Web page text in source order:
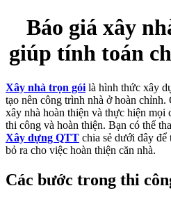
Báo giá xây
giúp tính toán
Xây nhà trọn gói là hình thức xây
tạo nên công trình nhà ở hoàn chỉnh.
xây nhà hoàn thiện và thực hiện mọi
thi công và hoàn thiện. Bạn có thể
Xây dựng QTT chia sẻ dưới đây
bỏ ra cho việc hoàn thiện căn nhà.
Các bước trong thi